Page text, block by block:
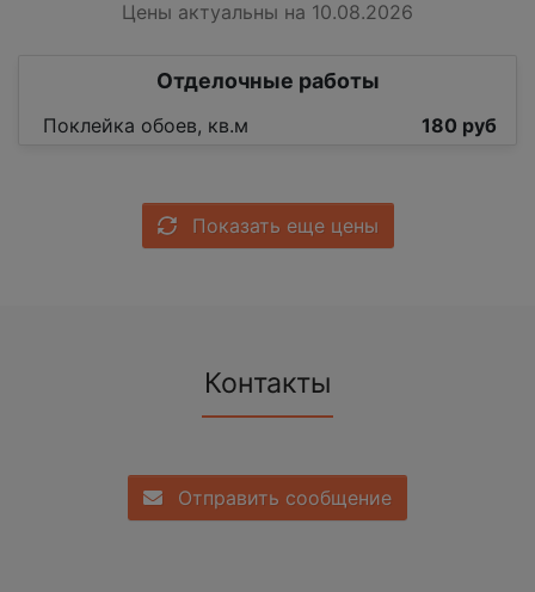
Цены актуальны на 10.08.2026
Отделочные работы
Поклейка обоев, кв.м 180 руб
Показать еще цены
Контакты
Отправить сообщение